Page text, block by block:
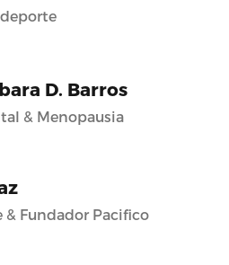
D. Barros
& Menopausia
& Fundador Pacifico